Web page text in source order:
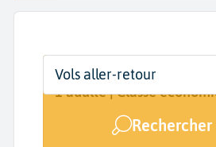
Départ
EuroAirport Basel
Dates
Dates de votre voyage
Voyageurs | Classe
1 adulte | Classe
Vols aller-retour